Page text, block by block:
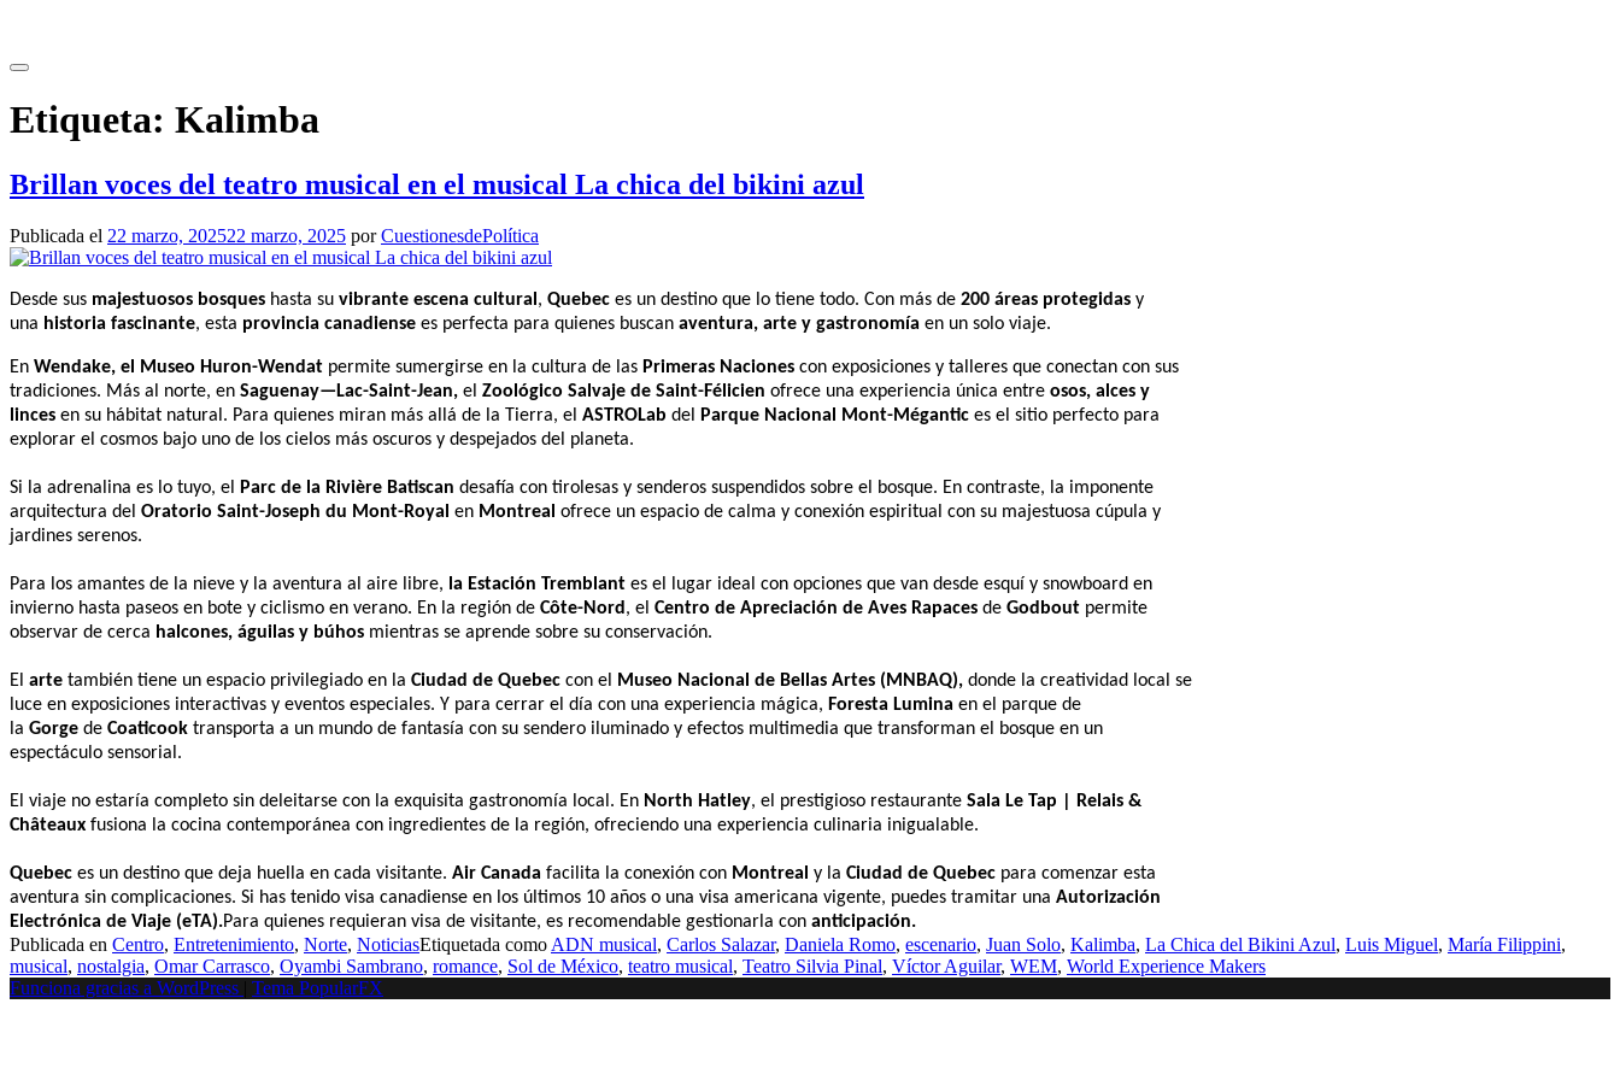
contenido
Etiqueta: Kalimba
Brillan voces del teatro musical en el musical La chica del bikini azul
Publicada el 22 marzo, 202522 marzo, 2025 porCuestionesdePolítica
Desde sus majestuosos bosques hasta su vibrante escena cultural , Quebec es un destino que lo tiene todo. Con más de 200 áreas protegidas y
una historia fascinante, esta provincia canadiense es perfecta para quienes buscan aventura, arte y gastronomía en un solo viaje.
En Wendake, el Museo Huron-Wendat permite sumergirse en la cultura de las Primeras Naciones con exposiciones y talleres que conectan con sus
tradiciones. Más al norte, en Saguenay—Lac-Saint-Jean, el Zoológico Salvaje de Saint-Félicien ofrece una experiencia única entre osos, alces y
linces en su hábitat natural. Para quienes miran más allá de la Tierra, el ASTROLab del Parque Nacional Mont-Mégantic es el sitio perfecto para
explorar el cosmos bajo uno de los cielos más oscuros y despejados del planeta.
Si la adrenalina es lo tuyo, el Parc de la Rivière Batiscan desafía con tirolesas y senderos suspendidos sobre el bosque. En contraste, la imponente
arquitectura del Oratorio Saint-Joseph du Mont-Royal en Montreal ofrece un espacio de calma y conexión espiritual con su majestuosa cúpula y
jardines serenos.
Para los amantes de la nieve y la aventura al aire libre, la Estación Tremblant es el lugar ideal con opciones que van desde esquí y snowboard en
invierno hasta paseos en bote y ciclismo en verano. En la región de Côte-Nord , el Centro de Apreciación de Aves Rapaces de Godbout permite
observar de cerca halcones, águilas y búhos mientras se aprende sobre su conservación.
El arte también tiene un espacio privilegiado en la Ciudad de Quebec con el Museo Nacional de Bellas Artes (MNBAQ), donde la creatividad local se
luce en exposiciones interactivas y eventos especiales. Y para cerrar el día con una experiencia mágica, Foresta Lumina en el parque de
la Gorge de Coaticook transporta a un mundo de fantasía con su sendero iluminado y efectos multimedia que transforman el bosque en un
espectáculo sensorial.
El viaje no estaría completo sin deleitarse con la exquisita gastronomía local. En North Hatley, el prestigioso restaurante Sala Le Tap | Relais &
Châteaux fusiona la cocina contemporánea con ingredientes de la región, ofreciendo una experiencia culinaria inigualable.
Quebec es un destino que deja huella en cada visitante. Air Canada facilita la conexión con Montreal y la Ciudad de Quebec para comenzar esta
aventura sin complicaciones. Si has tenido visa canadiense en los últimos 10 años o una visa americana vigente, puedes tramitar una Autorización
Electrónica de Viaje (eTA).Para quienes requieran visa de visitante, es recomendable gestionarla con anticipación.
Publicada en Centro, Entretenimiento, Norte, NoticiasEtiquetada como ADN musical, Carlos Salazar, Daniela Romo, escenario, Juan Solo, Kalimba, La Chica del Bikini Azul, Luis Miguel, María Filippini,
musical, nostalgia, Omar Carrasco, Oyambi Sambrano, romance, Sol de México, teatro musical, Teatro Silvia Pinal, Víctor Aguilar, WEM, World Experience Makers
Funciona gracias a WordPress
Tema PopularFX